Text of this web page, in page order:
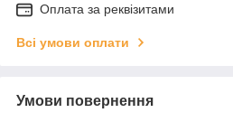
Оплата за реквізитами
Всі умови оплати
Умови повернення